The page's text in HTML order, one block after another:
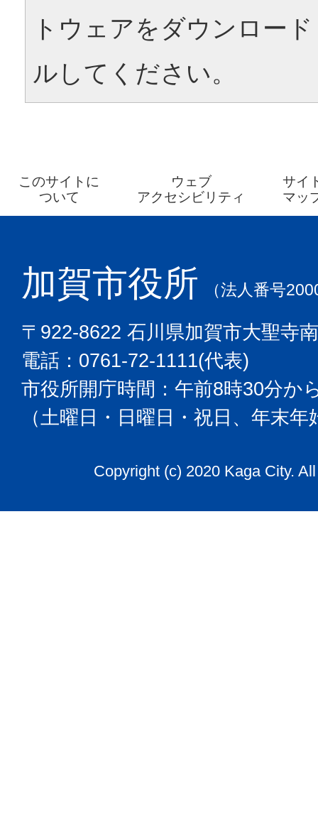
トウェアをダウンロー
ルしてください。
このサイトに
ついて
ウェブ
アクセシビリティ
サイ
マッ
加賀市役所 （法人番号
〒922-8622 石川県加賀市大聖寺
電話：0761-72-1111(代表)
市役所開庁時間：午前8時30分か
（土曜日・日曜日・祝日、年末
Copyright (c) 2020 Kaga City.